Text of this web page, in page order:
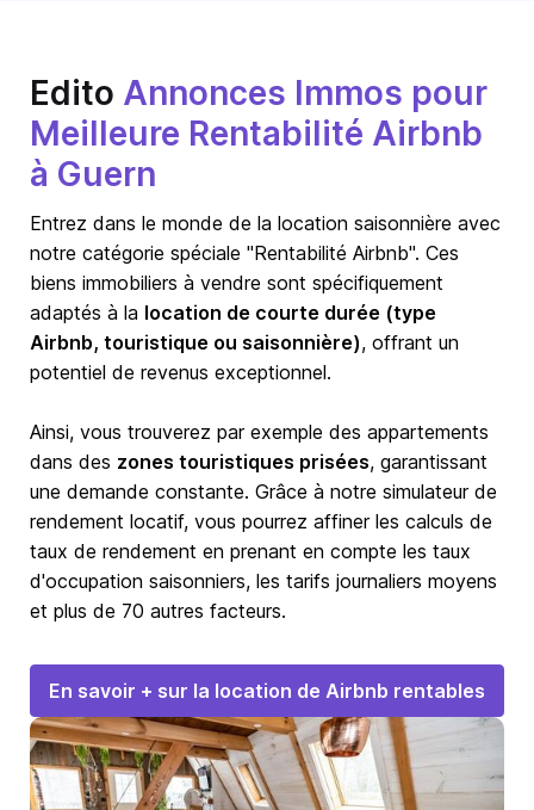
Edito Annonces Immos pour
Meilleure Rentabilité Airbnb
à Guern
Entrez dans le monde de la location saisonnière avec
notre catégorie spéciale "Rentabilité Airbnb". Ces
biens immobiliers à vendre sont spécifiquement
adaptés à la location de courte durée (type
Airbnb, touristique ou saisonnière), offrant un
potentiel de revenus exceptionnel.
Ainsi, vous trouverez par exemple des appartements
dans des zones touristiques prisées, garantissant
une demande constante. Grâce à notre simulateur de
rendement locatif, vous pourrez affiner les calculs de
taux de rendement en prenant en compte les taux
d'occupation saisonniers, les tarifs journaliers moyens
et plus de 70 autres facteurs.
En savoir + sur la location de Airbnb rentables